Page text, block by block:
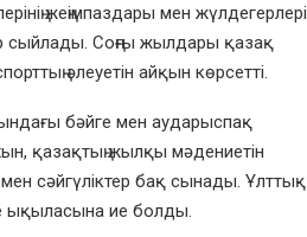
жеңімпаздары мен жүлдегерлері
сыйлады. Соңғы жылдары қазақ
әлеуетін айқын көрсетті.
бәйге мен аударыспақ
қазақтың жылқы мәдениетін
мен сәйгүліктер бақ сынады. Ұлттық
ықыласына ие болды.